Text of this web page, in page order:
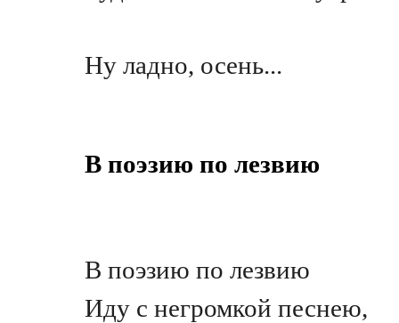
Ну ладно, осень...
В поэзию по лезвию
В поэзию по лезвию
Иду с негромкой песнею,